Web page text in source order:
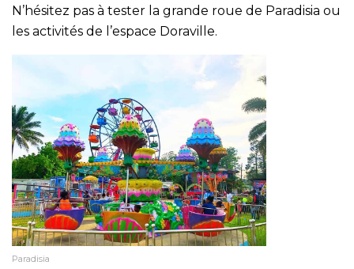
N’hésitez pas à tester la grande roue de Paradisia ou
les activités de l’espace Doraville.
Paradisia